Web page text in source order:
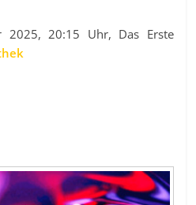
2025, 20:15 Uhr, Das Erste